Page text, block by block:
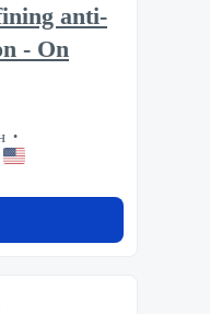
anti-
- On